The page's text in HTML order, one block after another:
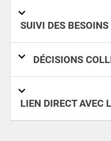
SUIVI DES
DÉCISIONS
LIEN DIRECT AVEC